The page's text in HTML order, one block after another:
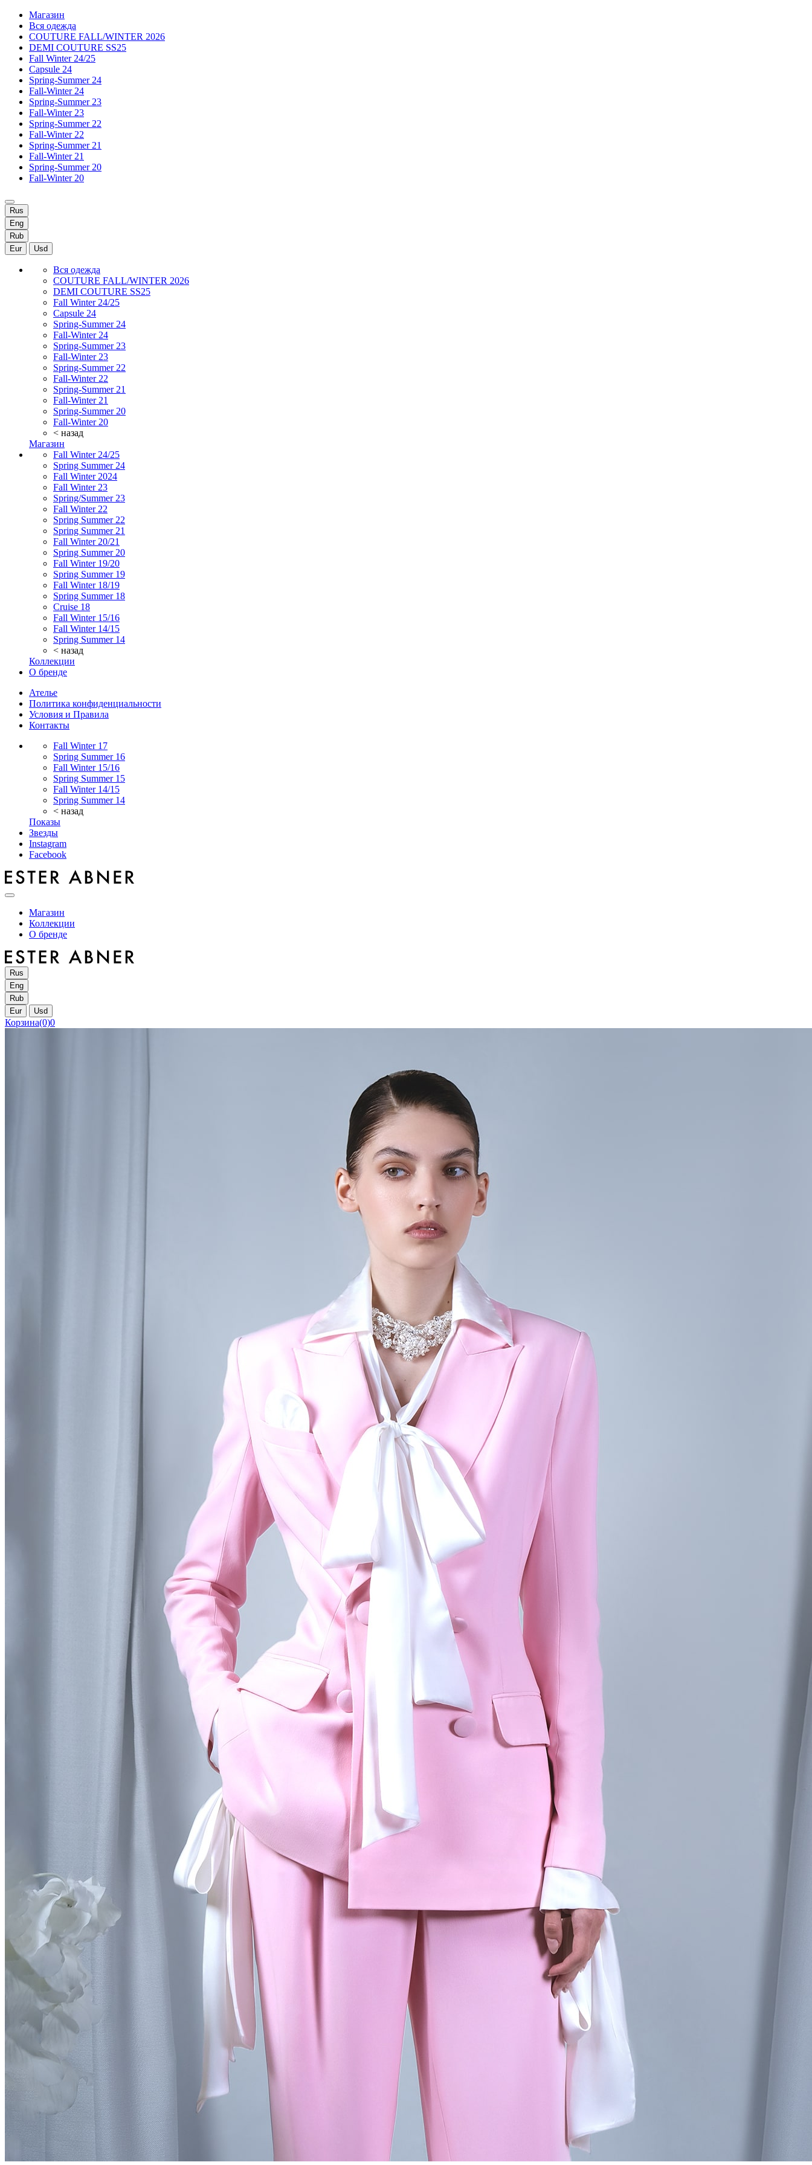
Магазин
Вся одежда
COUTURE FALL/WINTER 2026
DEMI COUTURE SS25
Fall Winter 24/25
Capsule 24
Spring-Summer 24
Fall-Winter 24
Spring-Summer 23
Fall-Winter 23
Spring-Summer 22
Fall-Winter 22
Spring-Summer 21
Fall-Winter 21
Spring-Summer 20
Fall-Winter 20
Rus
Eng
Rub
Eur
Usd
Вся одежда
COUTURE FALL/WINTER 2026
DEMI COUTURE SS25
Fall Winter 24/25
Capsule 24
Spring-Summer 24
Fall-Winter 24
Spring-Summer 23
Fall-Winter 23
Spring-Summer 22
Fall-Winter 22
Spring-Summer 21
Fall-Winter 21
Spring-Summer 20
Fall-Winter 20
< назад
Магазин
Fall Winter 24/25
Spring Summer 24
Fall Winter 2024
Fall Winter 23
Spring/Summer 23
Fall Winter 22
Spring Summer 22
Spring Summer 21
Fall Winter 20/21
Spring Summer 20
Fall Winter 19/20
Spring Summer 19
Fall Winter 18/19
Spring Summer 18
Cruise 18
Fall Winter 15/16
Fall Winter 14/15
Spring Summer 14
< назад
Коллекции
О бренде
Ателье
Политика конфиденциальности
Условия и Правила
Контакты
Fall Winter 17
Spring Summer 16
Fall Winter 15/16
Spring Summer 15
Fall Winter 14/15
Spring Summer 14
< назад
Показы
Звезды
Instagram
Facebook
Магазин
Коллекции
О бренде
Rus
Eng
Rub
Eur
Usd
Корзина(0)0